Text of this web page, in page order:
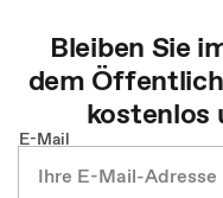
Bleiben Sie
dem
kostenlos
E-Mail